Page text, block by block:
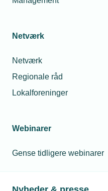
Netværk
Netværk
Regionale råd
Lokalforeninger
Webinarer
Gense tidligere webinarer
Telefon:
Tlf. 77 41 15 72